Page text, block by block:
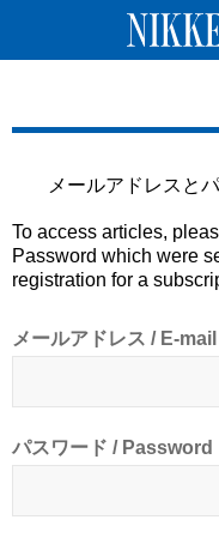
メールアドレスと
To access articles,
Password which were
registration for a
メールアドレス / E-mail
パスワード / Password